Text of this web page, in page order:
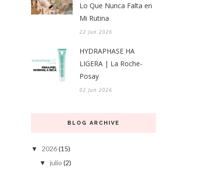
Lo Que Nunca Falta en
Mi Rutina
22 Jun 2026
HYDRAPHASE HA
LIGERA | La Roche-
Posay
02 Jun 2026
BLOG ARCHIVE
▼ 2026(15)
▼ julio (2)